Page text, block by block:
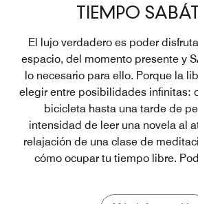
TIEMPO
El lujo verdadero es poder
espacio, del momento presente y
lo necesario para ello. Porque la
elegir entre posibilidades infinitas:
bicicleta hasta una tarde de
intensidad de leer una novela al
relajación de una clase de
cómo ocupar tu tiempo libre.